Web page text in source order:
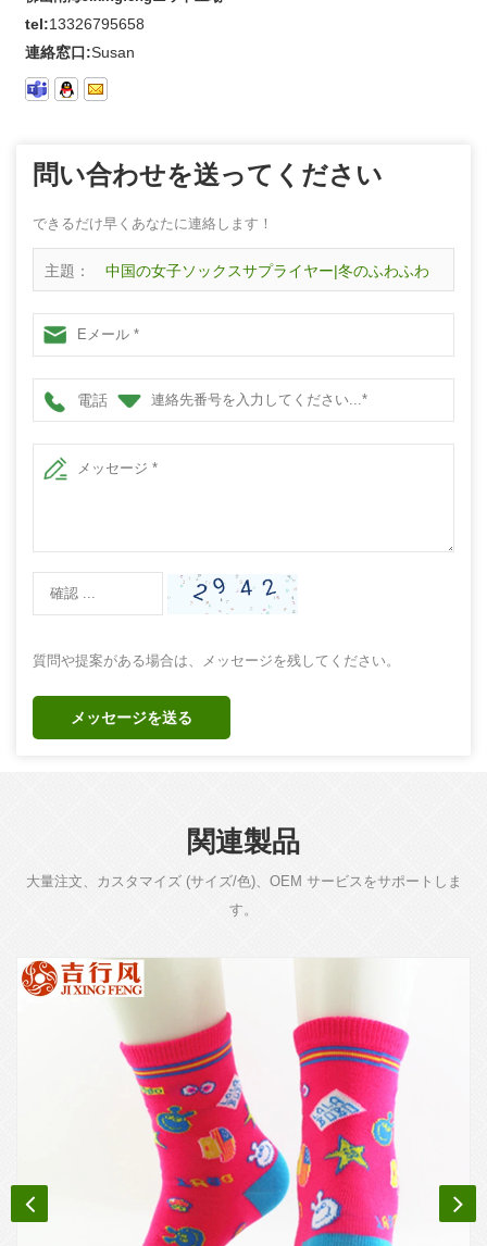
tel:13326795658
連絡窓口:Susan
問い合わせを送ってください
できるだけ早くあなたに連絡します！
主題： 中国の女子ソックスサプライヤー|冬のふわふわ
のマイクロファイバーの豪華なサーマルミッドカーフソッ
クス
電話
質問や提案がある場合は、メッセージを残してください。
メッセージを送る
関連製品
大量注文、カスタマイズ (サイズ/色)、OEM サービスをサポートしま
す。